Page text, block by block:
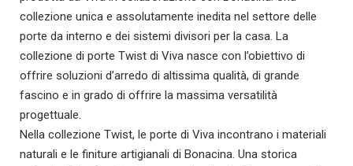
collezione unica e assolutamente inedita nel settore delle
porte da interno e dei sistemi divisori per la casa. La
collezione di porte Twist di Viva nasce con l’obiettivo di
offrire soluzioni d’arredo di altissima qualità, di grande
fascino e in grado di offrire la massima versatilità
progettuale.
Nella collezione Twist, le porte di Viva incontrano i materiali
naturali e le finiture artigianali di Bonacina. Una storica